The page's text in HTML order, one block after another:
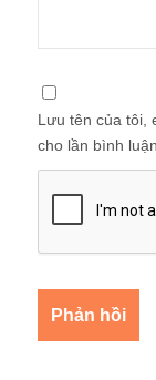
Lưu tên của tôi,
cho lần bình